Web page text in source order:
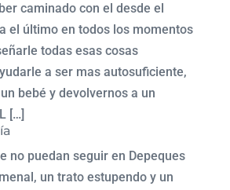
caminado con el desde el
el último en todos los momentos
todas esas cosas
a ser mas autosuficiente,
bebé y devolvernos a un
[…]
no puedan seguir en Depeques
un trato estupendo y un